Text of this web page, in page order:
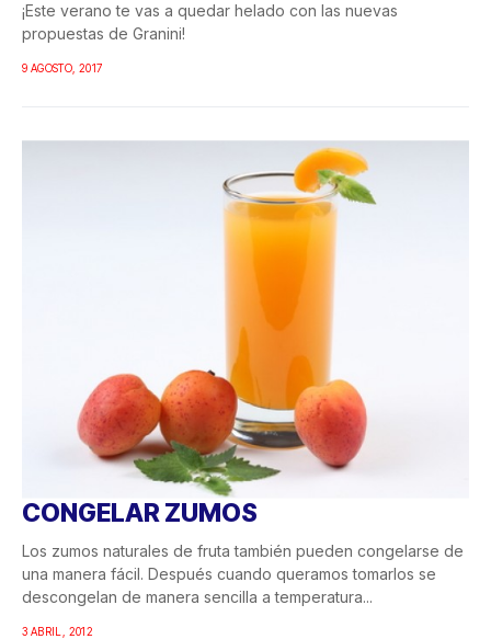
¡Este verano te vas a quedar helado con las nuevas
propuestas de Granini!
9 AGOSTO, 2017
CONGELAR ZUMOS
Los zumos naturales de fruta también pueden congelarse de
una manera fácil. Después cuando queramos tomarlos se
descongelan de manera sencilla a temperatura...
3 ABRIL, 2012